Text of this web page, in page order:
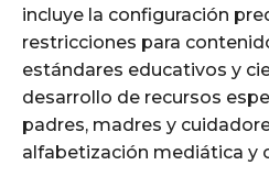
incluye la configuración
restricciones para
estándares educativos y
desarrollo de recursos
padres, madres y
alfabetización mediática y